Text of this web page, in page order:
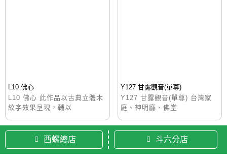
L10 佛心
L10 佛心 此作品以古典立體木
紋字效果呈現，輔以
Y127 甘露觀音(單尊)
Y127 甘露觀音(單尊) 台灣家
庭、神明廳、佛堂
西螺總店 斗六分店